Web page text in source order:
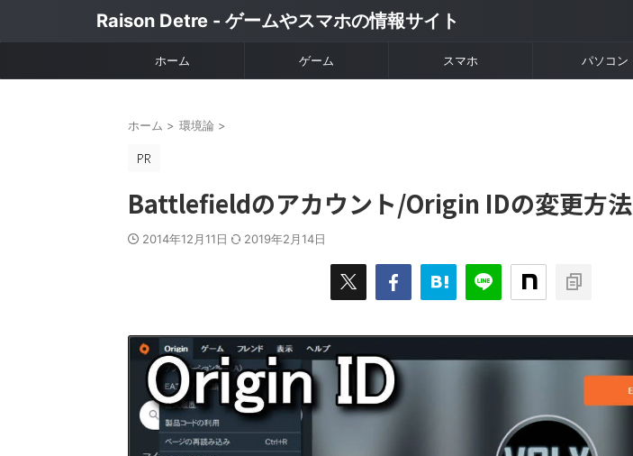
Raison Detre - ゲームやスマホの情報サイト
ホーム ゲーム スマホ パソコン
ホーム > 環境論 >
Battlefieldのアカウント/Origin IDの変更方法
2014年12月11日 2019年2月14日